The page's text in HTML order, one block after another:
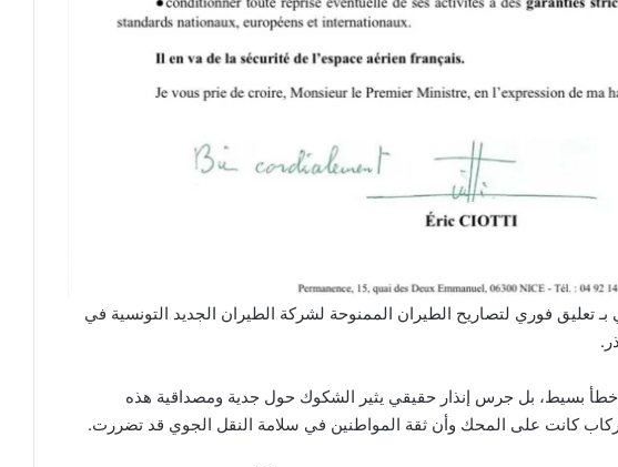
فوري لتصاريح الطيران الممنوحة لشركة الطيران الجديد التونسية في
بسيط، بل جرس إنذار حقيقي يثير الشكوك حول جدية ومصداقية هذه
كانت على المحك وأن ثقة المواطنين في سلامة النقل الجوي قد تضررت.